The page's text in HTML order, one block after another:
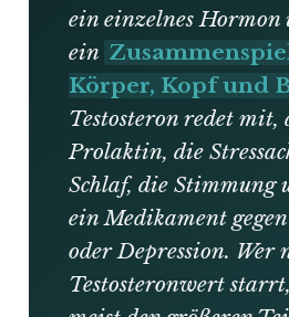
ein einzelnes Hormon
ein
Körper, Kopf und
Testosteron redet mit,
Prolaktin, die
Schlaf, die Stimmung
ein Medikament
oder Depression. Wer
Testosteronwert